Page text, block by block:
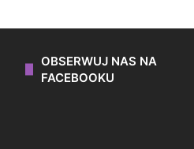
OBSERWUJ NAS NA
FACEBOOKU